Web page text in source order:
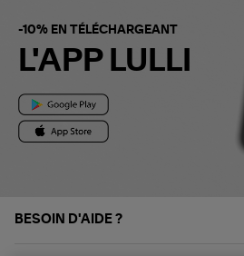
-10% EN TÉLÉCHARGEANT
L'APP LULLI
BESOIN D'AIDE ?